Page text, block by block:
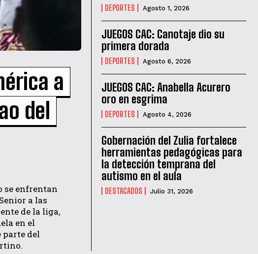
a
del
se enfrentan
a las
de la liga,
en el
parte del
DEPORTES Agosto 1, 2026
JUEGOS CAC: Canotaje dio su
primera dorada
DEPORTES Agosto 6, 2026
JUEGOS CAC: Anabella Acurero
oro en esgrima
DEPORTES Agosto 4, 2026
Gobernación del Zulia fortalece
herramientas pedagógicas para
la detección temprana del
autismo en el aula
DESTACADOS Julio 31, 2026